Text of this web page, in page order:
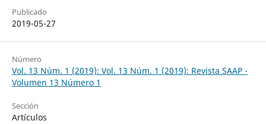
Publicado
2019-05-27
Número
Vol. 13 Núm. 1 (2019): Vol. 13 Núm. 1 (2019): Revista SAAP -
Volumen 13 Número 1
Sección
Artículos